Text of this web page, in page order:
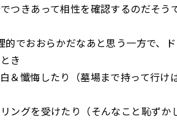
つきあって相性を確認するのだそう
でおおらかだなあと思う一方で、
き
＆懺悔したり（墓場まで持って行け
ングを受けたり（そんなこと恥ずか